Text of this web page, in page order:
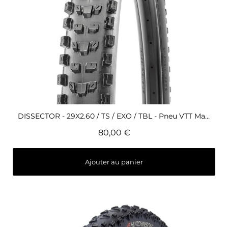
Aperçu rapide DISSECTOR - 29X2.60 / TS / EXO / TBL - Pneu VTT Maxxis
80,00 €
Ajouter au panier